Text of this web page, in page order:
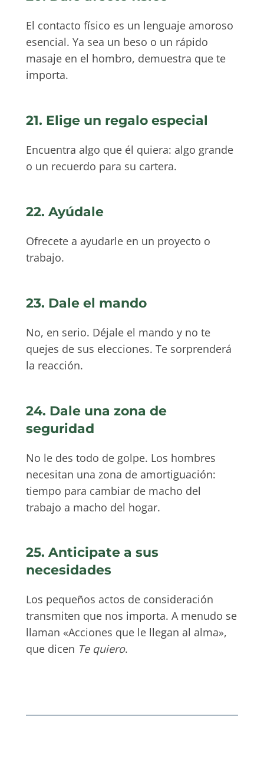
El contacto físico es un lenguaje amoroso
esencial. Ya sea un beso o un rápido
masaje en el hombro, demuestra que te
importa.
21. Elige un regalo especial
Encuentra algo que él quiera: algo grande
o un recuerdo para su cartera.
22. Ayúdale
Ofrecete a ayudarle en un proyecto o
trabajo.
23. Dale el mando
No, en serio. Déjale el mando y no te
quejes de sus elecciones. Te sorprenderá
la reacción.
24. Dale una zona de
seguridad
No le des todo de golpe. Los hombres
necesitan una zona de amortiguación:
tiempo para cambiar de macho del
trabajo a macho del hogar.
25. Anticipate a sus
necesidades
Los pequeños actos de consideración
transmiten que nos importa. A menudo se
llaman «Acciones que le llegan al alma»,
que dicen Te quiero.